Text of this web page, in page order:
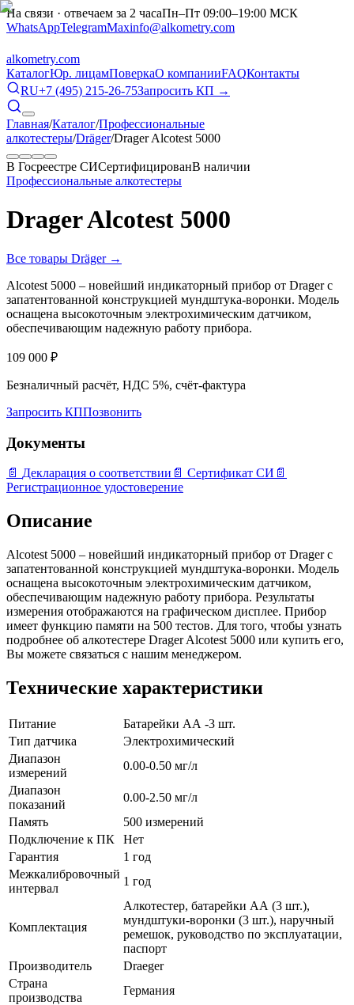
На связи · отвечаем за 2 часаПн–Пт 09:00–19:00 МСК
WhatsAppTelegramMaxinfo@alkometry.com
alkometry.com
КаталогЮр. лицамПоверкаО компанииFAQКонтакты
RU+7 (495) 215-26-75Запросить КП →
Главная/Каталог/Профессиональные
алкотестеры/Dräger/Drager Alcotest 5000
В Госреестре СИСертифицированВ наличии
Профессиональные алкотестеры
Drager Alcotest 5000
Все товары Dräger→
Alcotest 5000 – новейший индикаторный прибор от Drager с
запатентованной конструкцией мундштука-воронки. Модель
оснащена высокоточным электрохимическим датчиком,
обеспечивающим надежную работу прибора.
109 000 ₽
Безналичный расчёт, НДС 5%, счёт-фактура
Запросить КППозвонить
Документы
📄 Декларация о соответствии 📄 Сертификат СИ 📄
Регистрационное удостоверение
Описание
Alcotest 5000 – новейший индикаторный прибор от Drager с
запатентованной конструкцией мундштука-воронки. Модель
оснащена высокоточным электрохимическим датчиком,
обеспечивающим надежную работу прибора. Результаты
измерения отображаются на графическом дисплее. Прибор
имеет функцию памяти на 500 тестов. Для того, чтобы узнать
подробнее об алкотестере Drager Alcotest 5000 или купить его,
Вы можете связаться с нашим менеджером.
Технические характеристики
Питание
Батарейки АА -3 шт.
Тип датчика
Электрохимический
Диапазон
измерений
0.00-0.50 мг/л
Диапазон
показаний
0.00-2.50 мг/л
Память
500 измерений
Подключение к ПК
Нет
Гарантия
1 год
Межкалибровочный
интервал
1 год
Комплектация
Алкотестер, батарейки АА (3 шт.),
мундштуки-воронки (3 шт.), наручный
ремешок, руководство по эксплуатации,
паспорт
Производитель
Draeger
Страна
производства
Германия